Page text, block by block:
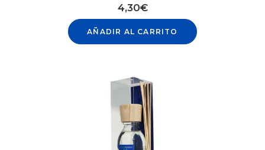
4,30€
AÑADIR AL CARRITO